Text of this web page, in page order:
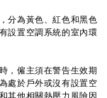
分為黃色、紅色和黑色
設置空調系統的室內環
僱主須在警告生效期
處於戶外或沒有設置空
其他相關熱壓力風險因